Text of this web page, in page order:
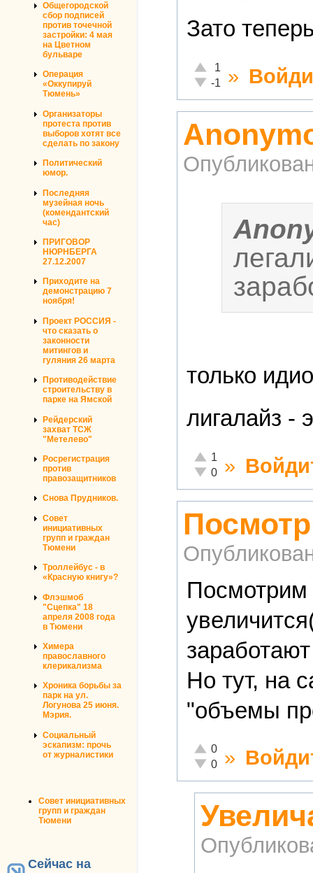
Общегородской
сбор подписей
против точечной
застройки: 4 мая
на Цветном
бульваре
Операция
«Оккупируй
Тюмень»
Организаторы
протеста против
выборов хотят все
сделать по закону
Политический
юмор.
Последняя
музейная ночь
(комендантский
час)
ПРИГОВОР
НЮРНБЕРГА
27.12.2007
Приходите на
демонстрацию 7
ноября!
Проект РОССИЯ -
что сказать о
законности
митингов и
гуляния 26 марта
Противодействие
строительству в
парке на Ямской
Рейдерский
захват ТСЖ
"Метелево"
Росрегистрация
против
правозащитников
Снова Прудников.
Совет
инициативных
групп и граждан
Тюмени
Троллейбус - в
«Красную книгу»?
Флэшмоб
"Сцепка" 18
апреля 2008 года
в Тюмени
Химера
православного
клерикализма
Хроника борьбы за
парк на ул.
Логунова 25 июня.
Мэрия.
Социальный
эскапизм: прочь
от журналистики
Совет инициативных
групп и граждан
Тюмени
Сейчас на
Зато
Отлично!
1
Неадекватно!
-1 »
только
лигалайз -
Отлично!
1
Неадекватно!
0 »
Посмотрим
Но тут, на
"объемы
Отлично!
0
Неадекватно!
0 »